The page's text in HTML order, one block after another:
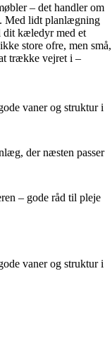
– det handler om
Med lidt planlægning
dit kæledyr med et
store ofre, men små,
trække vejret i –
vaner og struktur i
der næsten passer
– gode råd til pleje
vaner og struktur i